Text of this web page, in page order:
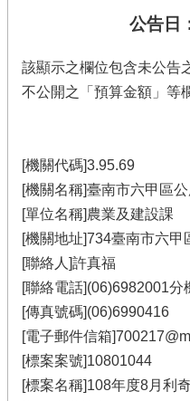
公告日
該顯示之欄位包含未公告
不公開之「預算金額」等
[機關代碼]3.95.69
[機關名稱]臺南市六甲區
[單位名稱]農業及建設課
[機關地址]734臺南市六甲
[聯絡人]許真福
[聯絡電話](06)6982001分
[傳真號碼](06)6990416
[電子郵件信箱
[標案案號]10801044
[標案名稱]108年度8月利